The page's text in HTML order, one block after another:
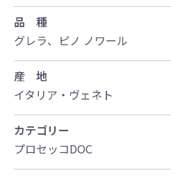
品 種
グレラ、ピノ ノワール
産 地
イタリア・ヴェネト
カテゴリー
プロセッコDOC